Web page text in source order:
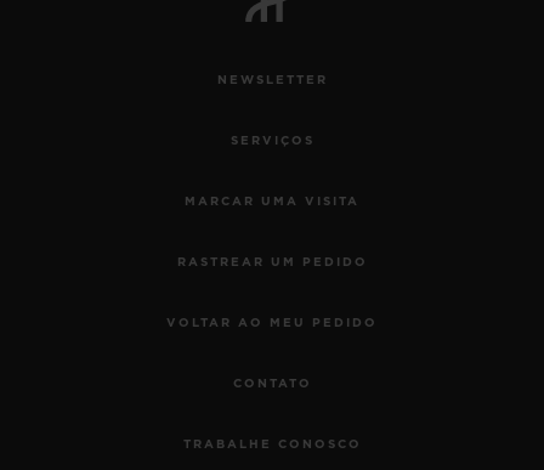
NEWSLETTER
SERVIÇOS
MARCAR UMA VISITA
RASTREAR UM PEDIDO
VOLTAR AO MEU PEDIDO
CONTATO
TRABALHE CONOSCO